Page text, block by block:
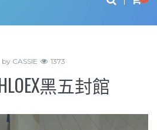
by CASSIE 1373
黑五封館